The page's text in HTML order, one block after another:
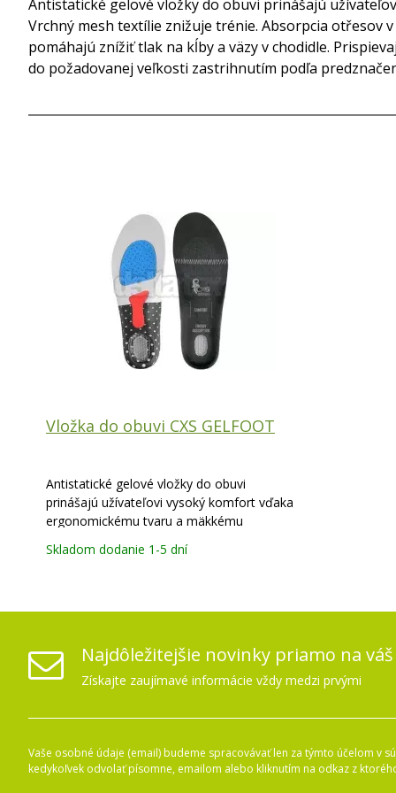
Antistatické gelové vložky do obuvi prinášajú
Vrchný mesh textílie znižuje trénie. Absorpcia otřesov
pomáhajú znížiť tlak na kĺby a väzy v chodidle.
do požadovanej veľkosti zastrihnutím podľa
Vložka do obuvi CXS GELFOOT
Antistatické gelové vložky do obuvi
prinášajú užívateľovi vysoký komfort vďaka
ergonomickému tvaru a mäkkému
patovej časti. Vrchný mesh textílie znižuje
Skladom dodanie 1-5 dní
Najdôležitejšie novinky priamo na
Získajte zaujímavé informácie vždy medzi prvými
Vaše osobné údaje (email) budeme spracovávať len za týmto účelom v
kedykoľvek odvolať písomne, emailom alebo kliknutím na odkaz z